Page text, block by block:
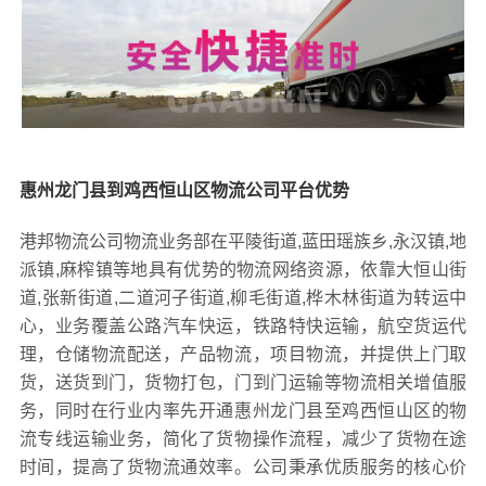
惠州龙门县到鸡西恒山区物流公司平台优势
港邦物流公司物流业务部在平陵街道,蓝田瑶族乡,永汉镇,地
派镇,麻榨镇等地具有优势的物流网络资源，依靠大恒山街
道,张新街道,二道河子街道,柳毛街道,桦木林街道为转运中
心，业务覆盖公路汽车快运，铁路特快运输，航空货运代
理，仓储物流配送，产品物流，项目物流，并提供上门取
货，送货到门，货物打包，门到门运输等物流相关增值服
务，同时在行业内率先开通惠州龙门县至鸡西恒山区的物
流专线运输业务，简化了货物操作流程，减少了货物在途
时间，提高了货物流通效率。公司秉承优质服务的核心价